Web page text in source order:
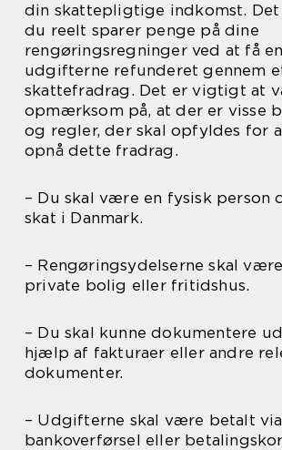
din skattepligtige indkomst.
du reelt sparer penge på dine
rengøringsregninger ved at få
udgifterne refunderet gennem
skattefradrag. Det er vigtigt at
opmærksom på, at der er visse
og regler, der skal opfyldes for
opnå dette fradrag.
– Du skal være en fysisk person
skat i Danmark.
– Rengøringsydelserne skal
private bolig eller fritidshus.
– Du skal kunne dokumentere
hjælp af fakturaer eller andre
dokumenter.
– Udgifterne skal være betalt via
bankoverførsel eller